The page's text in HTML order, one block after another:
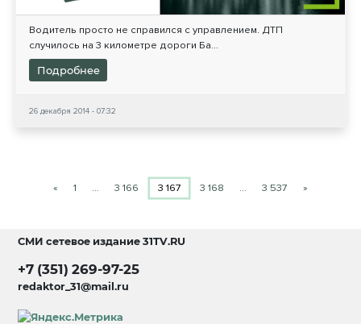
Водитель просто не справился с управлением. ДТП
случилось на 3 километре дороги Ба...
Подробнее
26 декабря 2014 - 07:32
« 1 … 3 166 3 167 3 168 … 3 537 »
СМИ сетевое издание31TV.RU
+7 (351) 269-97-25
redaktor_31@mail.ru